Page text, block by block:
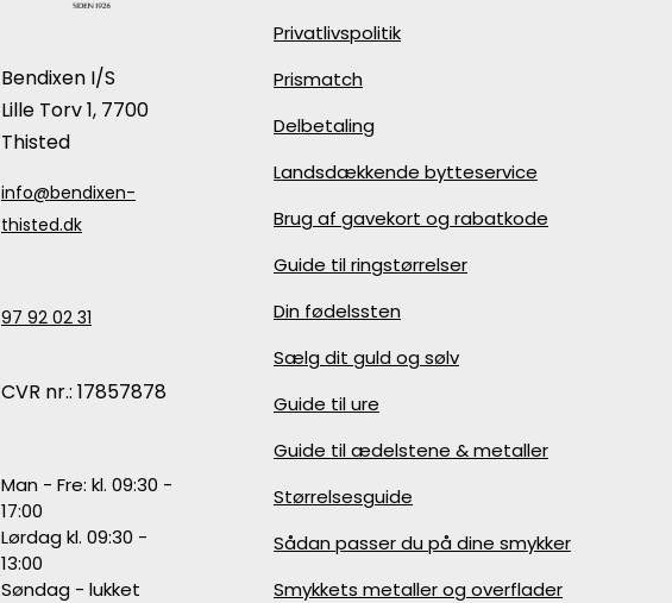
Bendixen I/S
Lille Torv 1, 7700
Thisted
info@bendixen-
thisted.dk
97 92 02 31
CVR nr.: 17857878
Man - Fre: kl. 09:30 -
17:00
Lørdag kl. 09:30 -
13:00
Søndag - lukket
Privatlivspolitik
Prismatch
Delbetaling
Landsdækkende bytteservice
Brug af gavekort og rabatkode
Guide til ringstørrelser
Din fødelssten
Sælg dit guld og sølv
Guide til ure
Guide til ædelstene & metaller
Størrelsesguide
Sådan passer du på dine smykker
Smykkets metaller og overflader